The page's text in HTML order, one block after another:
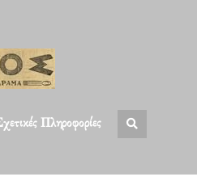
Πληροφορίες